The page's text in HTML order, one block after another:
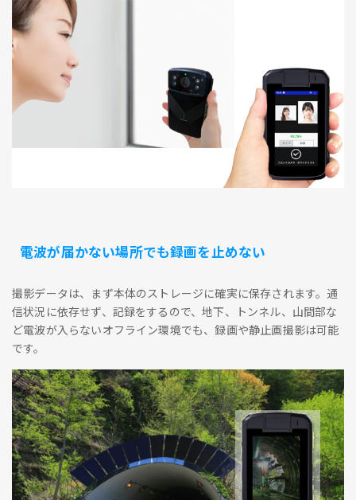
電波が届かない場所でも録画を止めない
撮影データは、まず本体のストレージに確実に保存されます。通
信状況に依存せず、記録をするので、地下、トンネル、山間部な
ど電波が入らないオフライン環境でも、録画や静止画撮影は可能
です。